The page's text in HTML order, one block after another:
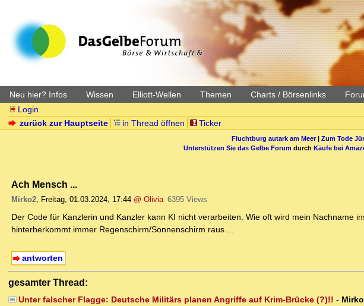
Neu hier? Infos Wissen Elliott-Wellen Themen Charts / Börsenlinks
Login
zurück zur Hauptseite
in Thread öffnen Ticker
Fluchtburg autark am Meer| Zum Tode
Unterstützen Sie das Gelbe Forum durch Käufe bei
Ach Mensch ...
Mirko2, Freitag, 01.03.2024, 17:44 @ Olivia 6395 Views
Der Code für Kanzlerin und Kanzler kann KI nicht verarbeiten. Wie oft wird mein Nachname
hinterherkommt immer Regenschirm/Sonnenschirm raus ...
antworten
gesamter Thread:
Unter falscher Flagge: Deutsche Militärs planen Angriffe auf Krim-Brücke (?)!! -